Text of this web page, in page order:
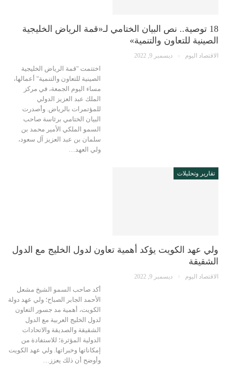
18 توصية.. نص البيان الختامي لـ«قمة الرياض الخليجية
الصينية للتعاون والتنمية»
الاقتصاد اليوم ديسمبر 9, 2022
اختتمت "قمة الرياض الخليجية
الصينية للتعاون والتنمية" أعمالها،
مساء اليوم الجمعة، في مركز
الملك عبد العزيز الدولي
للمؤتمرات بالرياض. وأصدرت
البيان الختامي برئاسة صاحب
السمو الملكي الأمير محمد بن
سلمان بن عبد العزيز آل سعود،
ولي العهد…
تقارير وتحليلات
ولي عهد الكويت يؤكد أهمية تعاون لدول الخليج مع الدول
الشقيقة
الاقتصاد اليوم ديسمبر 9, 2022
أكد صاحب السمو الشيخ مشعل
الأحمد الجابر الصباح؛ ولي عهد دولة
الكويت، أهمية مد جسور التعاون
لدول الخليج العربية مع الدول
الشقيقة والصديقة والاتحادات
الدولية المؤثرة؛ للاستفادة من
إمكاناتها وخبراتها. ولي عهد الكويت
وأوضح أن ذلك يعزز…